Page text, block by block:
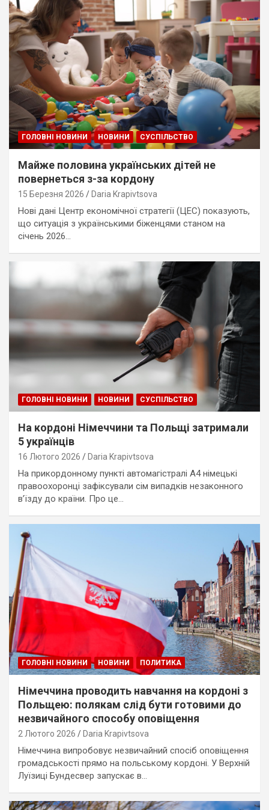
ГОЛОВНІ НОВИНИ НОВИНИ СУСПІЛЬСТВО
Майже половина українських дітей не
повернеться з-за кордону
15 Березня 2026 Daria Krapivtsova
Нові дані Центр економічної стратегії (ЦЕС) показують,
що ситуація з українськими біженцями станом на
січень 2026…
ГОЛОВНІ НОВИНИ НОВИНИ СУСПІЛЬСТВО
На кордоні Німеччини та Польщі затримали
5 українців
16 Лютого 2026 Daria Krapivtsova
На прикордонному пункті автомагістралі А4 німецькі
правоохоронці зафіксували сім випадків незаконного
в’їзду до країни. Про це…
ГОЛОВНІ НОВИНИ НОВИНИ ПОЛИТИКА
Німеччина проводить навчання на кордоні з
Польщею: полякам слід бути готовими до
незвичайного способу оповіщення
2 Лютого 2026 Daria Krapivtsova
Німеччина випробовує незвичайний спосіб оповіщення
громадськості прямо на польському кордоні. У Верхній
Луїзиці Бундесвер запускає в…